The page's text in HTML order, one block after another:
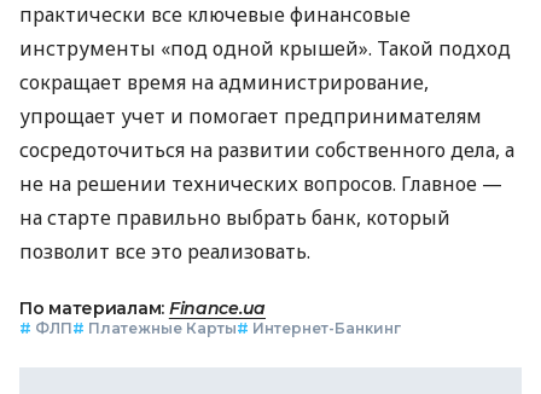
практически все ключевые финансовые
инструменты «под одной крышей». Такой подход
сокращает время на администрирование,
упрощает учет и помогает предпринимателям
сосредоточиться на развитии собственного дела, а
не на решении технических вопросов. Главное —
на старте правильно выбрать банк, который
позволит все это реализовать.
По материалам: Finance.ua
# ФЛП# Платежные Карты# Интернет-Банкинг